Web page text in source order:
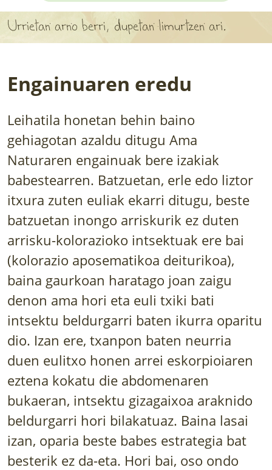
APARTEN MAPA
LURRERAKO BIDE LAGUN
HASI NAHI AL DUZU? 8 URRATS
BIZI BARATZEA LIBURUA
SENDABELARRAK
ETXEKO LANDAREAK
LANDAREPEDIA
ALBISTEAK
LURRAREN AGENDA
AZOKA
Urrietan arno berri, dupetan limurtzen ari.
Engainuaren eredu
Leihatila honetan behin baino
gehiagotan azaldu ditugu Ama
Naturaren engainuak bere izakiak
babestearren. Batzuetan, erle edo liztor
itxura zuten euliak ekarri ditugu, beste
batzuetan inongo arriskurik ez duten
arrisku-kolorazioko intsektuak ere bai
(kolorazio aposematikoa deiturikoa),
baina gaurkoan haratago joan zaigu
denon ama hori eta euli txiki bati
intsektu beldurgarri baten ikurra oparitu
dio. Izan ere, txanpon baten neurria
duen eulitxo honen arrei eskorpioiaren
eztena kokatu die abdomenaren
bukaeran, intsektu gizagaixoa araknido
beldurgarri hori bilakatuaz. Baina lasai
izan, oparia beste babes estrategia bat
besterik ez da-eta. Hori bai, oso ondo